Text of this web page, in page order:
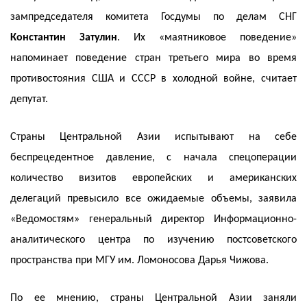
зампредседателя комитета Госдумы по делам СНГ
Константин Затулин. Их «маятниковое поведение»
напоминает поведение стран третьего мира во время
противостояния США и СССР в холодной войне, считает
депутат.
Страны Центральной Азии испытывают на себе
беспрецедентное давление, с начала спецоперации
количество визитов европейских и американских
делегаций превысило все ожидаемые объемы, заявила
«Ведомостям» генеральный директор Информационно-
аналитического центра по изучению постсоветского
пространства при МГУ им. Ломоносова Дарья Чижова.
По ее мнению, страны Центральной Азии заняли